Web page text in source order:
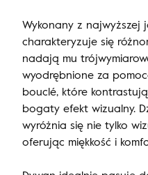
Wykonany z najwyższej
charakteryzuje się
nadają mu
wyodrębnione za
bouclé, które
bogaty efekt wizualny.
wyróżnia się nie tylko
oferując miękkość i